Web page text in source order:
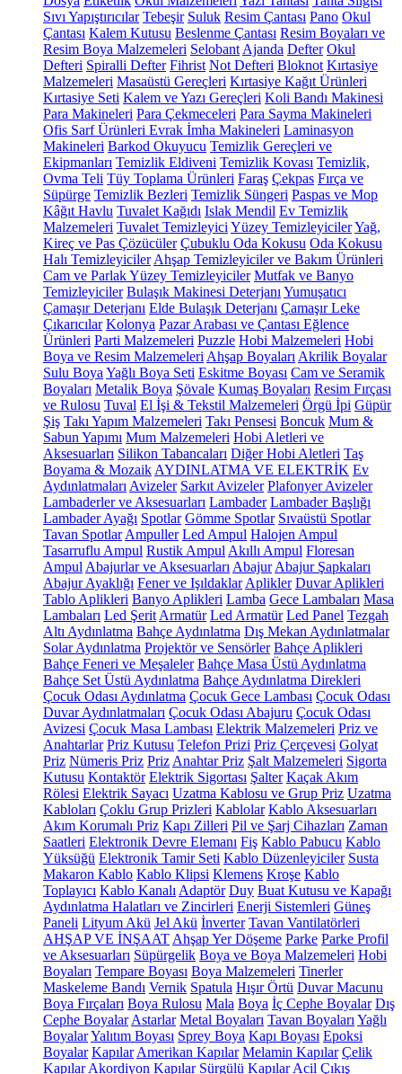
Sıvı Yapıştırıcılar Tebeşir Suluk Resim Çantası Pano Okul
Çantası Kalem Kutusu Beslenme Çantası Resim Boyaları ve
Resim Boya Malzemeleri Selobant Ajanda Defter Okul
Defteri Spiralli Defter Fihrist Not Defteri Bloknot Kırtasiye
Malzemeleri Masaüstü Gereçleri Kırtasiye Kağıt Ürünleri
Kırtasiye Seti Kalem ve Yazı Gereçleri Koli Bandı Makinesi
Para Makineleri Para Çekmeceleri Para Sayma Makineleri
Ofis Sarf Ürünleri Evrak İmha Makineleri Laminasyon
Makineleri Barkod Okuyucu Temizlik Gereçleri ve
Ekipmanları Temizlik Eldiveni Temizlik Kovası Temizlik,
Ovma Teli Tüy Toplama Ürünleri Faraş Çekpas Fırça ve
Süpürge Temizlik Bezleri Temizlik Süngeri Paspas ve Mop
Kâğıt Havlu Tuvalet Kağıdı Islak Mendil Ev Temizlik
Malzemeleri Tuvalet Temizleyici Yüzey TemizleyicilerYağ,
Kireç ve Pas Çözücüler Çubuklu Oda Kokusu Oda Kokusu
Halı Temizleyiciler Ahşap Temizleyiciler ve Bakım Ürünleri
Cam ve Parlak Yüzey Temizleyiciler Mutfak ve Banyo
Temizleyiciler Bulaşık Makinesi Deterjanı Yumuşatıcı
Çamaşır Deterjanı Elde Bulaşık Deterjanı Çamaşır Leke
Çıkarıcılar Kolonya Pazar Arabası ve Çantası Eğlence
Ürünleri Parti Malzemeleri Puzzle Hobi Malzemeleri Hobi
Boya ve Resim Malzemeleri Ahşap Boyaları Akrilik Boyalar
Sulu Boya Yağlı Boya Seti Eskitme Boyası Cam ve Seramik
Boyaları Metalik Boya Şövale Kumaş Boyaları Resim Fırçası
ve Rulosu Tuval El İşi & Tekstil Malzemeleri Örgü İpi Güpür
Şiş Takı Yapım Malzemeleri Takı Pensesi Boncuk Mum &
Sabun Yapımı Mum Malzemeleri Hobi Aletleri ve
Aksesuarları Silikon Tabancaları Diğer Hobi Aletleri Taş
Boyama & Mozaik AYDINLATMA VE ELEKTRİK Ev
Aydınlatmaları Avizeler Sarkıt Avizeler Plafonyer Avizeler
Lambaderler ve Aksesuarları Lambader Lambader Başlığı
Lambader Ayağı Spotlar Gömme Spotlar Sıvaüstü Spotlar
Tavan Spotlar Ampuller Led Ampul Halojen Ampul
Tasarruflu Ampul Rustik Ampul Akıllı Ampul Floresan
Ampul Abajurlar ve Aksesuarları Abajur Abajur Şapkaları
Abajur Ayaklığı Fener ve Işıldaklar Aplikler Duvar Aplikleri
Tablo Aplikleri Banyo Aplikleri Lamba Gece Lambaları Masa
Lambaları Led Şerit Armatür Led Armatür Led Panel Tezgah
Altı Aydınlatma Bahçe Aydınlatma Dış Mekan Aydınlatmalar
Solar Aydınlatma Projektör ve Sensörler Bahçe Aplikleri
Bahçe Feneri ve Meşaleler Bahçe Masa Üstü Aydınlatma
Bahçe Set Üstü Aydınlatma Bahçe Aydınlatma Direkleri
Çocuk Odası Aydınlatma Çocuk Gece Lambası Çocuk Odası
Duvar Aydınlatmaları Çocuk Odası Abajuru Çocuk Odası
Avizesi Çocuk Masa Lambası Elektrik Malzemeleri Priz ve
Anahtarlar Priz Kutusu Telefon Prizi Priz Çerçevesi Golyat
Priz Nümeris Priz Priz Anahtar Priz Şalt Malzemeleri Sigorta
Kutusu Kontaktör Elektrik Sigortası Şalter Kaçak Akım
Rölesi Elektrik Sayacı Uzatma Kablosu ve Grup Priz Uzatma
Kabloları Çoklu Grup Prizleri Kablolar Kablo Aksesuarları
Akım Korumalı Priz Kapı Zilleri Pil ve Şarj Cihazları Zaman
Saatleri Elektronik Devre Elemanı Fiş Kablo Pabucu Kablo
Yüksüğü Elektronik Tamir Seti Kablo Düzenleyiciler Susta
Makaron Kablo Kablo Klipsi Klemens Kroşe Kablo
Toplayıcı Kablo Kanalı Adaptör Duy Buat Kutusu ve Kapağı
Aydınlatma Halatları ve Zincirleri Enerji Sistemleri Güneş
Paneli Lityum Akü Jel Akü İnverter Tavan Vantilatörleri
AHŞAP VE İNŞAAT Ahşap Yer Döşeme Parke Parke Profil
ve Aksesuarları Süpürgelik Boya ve Boya Malzemeleri Hobi
Boyaları Tempare Boyası Boya Malzemeleri Tinerler
Maskeleme Bandı Vernik Spatula Hışır Örtü Duvar Macunu
Boya Fırçaları Boya Rulosu Mala Boya İç Cephe Boyalar Dış
Cephe Boyalar Astarlar Metal Boyaları Tavan Boyaları Yağlı
BoyalarYalıtım Boyası Sprey Boya Kapı Boyası Epoksi
Boyalar Kapılar Amerikan Kapılar Melamin Kapılar Çelik
Kapılar Akordiyon Kapılar Sürgülü Kapılar Acil Çıkış